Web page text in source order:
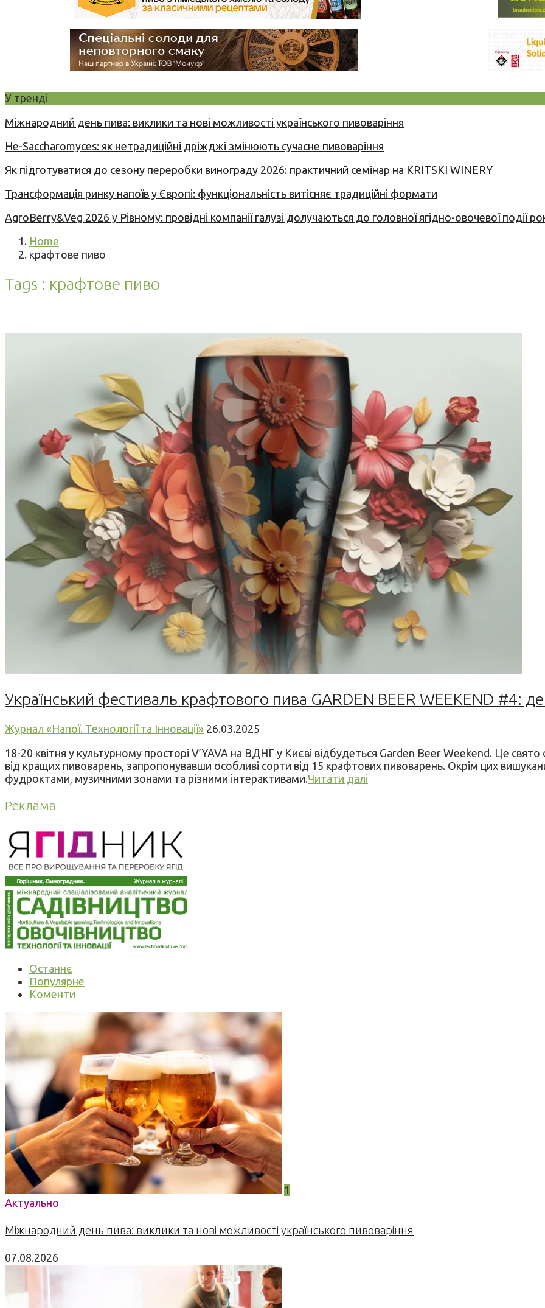
У тренді
Міжнародний день пива: виклики та нові можливості українського пивоваріння
Не-Saccharomyces: як нетрадиційні дріжджі змінюють сучасне пивоваріння
Як підготуватися до сезону переробки винограду 2026: практичний семінар на KRITSKI WINERY
Трансформація ринку напоїв у Європі: функціональність витісняє традиційні формати
AgroBerry&Veg 2026 у Рівному: провідні компанії галузі долучаються до головної ягідно-овочевої події
Home
крафтове пиво
Tags : крафтове пиво
Український фестиваль крафтового пива GARDEN BEER WEEKEND #4: де
Журнал «Напої. Технології та Інновації» 26.03.2025
18-20 квітня у культурному просторі V’YAVA на ВДНГ у Києві відбудеться Garden Beer Weekend. Це
від кращих пивоварень, запропонувавши особливі сорти від 15 крафтових пивоварень. Окрім цих
фудроктами, музичними зонами та різними інтерактивами.Читати далі
Реклама
Останнє
Популярне
Коменти
1
Актуально
Міжнародний день пива: виклики та нові можливості українського пивоваріння
07.08.2026